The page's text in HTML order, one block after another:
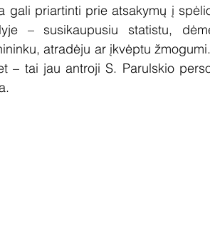
gali priartinti prie atsakymų į
– susikaupusiu statistu,
atradėju ar įkvėptu
– tai jau antroji S. Parulskio